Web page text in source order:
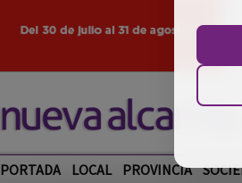
PORTADA LOCAL PROVINCIA